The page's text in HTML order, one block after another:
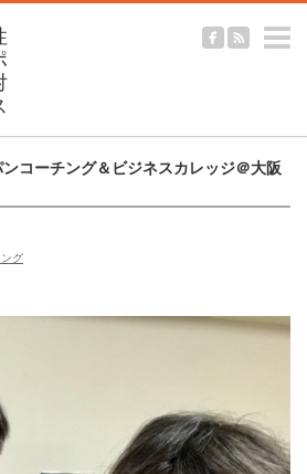
コーチング＆ビジネスカレッジ＠大阪
グ